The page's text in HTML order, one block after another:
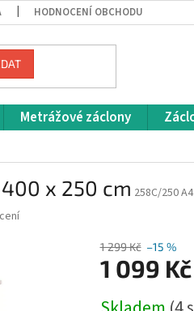
HODNOCENÍ OBCHODU
Metrážové záclony
x 250 cm 258C/250 A4
1 299 Kč –15 %
1 099 Kč